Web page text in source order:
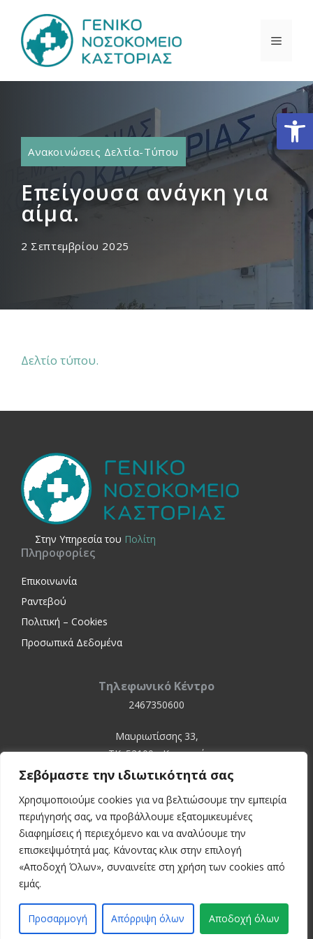
Σεβόμαστε την ιδιωτικότητά σας
Χρησιμοποιούμε cookies για να βελτιώσουμε την εμπειρία
περιήγησής σας, να προβάλλουμε εξατομικευμένες
διαφημίσεις ή περιεχόμενο και να αναλύουμε την
επισκεψιμότητά μας. Κάνοντας κλικ στην επιλογή
«Αποδοχή Όλων», συναινείτε στη χρήση των cookies από
εμάς.
Προσαρμογή Απόρριψη όλων Αποδοχή όλων
περιεχόμενο
Ανακοινώσεις Δελτία-Τύπου
Επείγουσα ανάγκη για
αίμα.
2 Σεπτεμβρίου 2025
Δελτίο τύπου.
Στην Yπηρεσία του Πολίτη
Πληροφορίες
Επικοινωνία
Ραντεβού
Πολιτική – Cookies
Προσωπικά Δεδομένα
Τηλεφωνικό Κέντρο
2467350600
Μαυριωτίσσης 33,
ΤΚ. 52100 - Καστοριά